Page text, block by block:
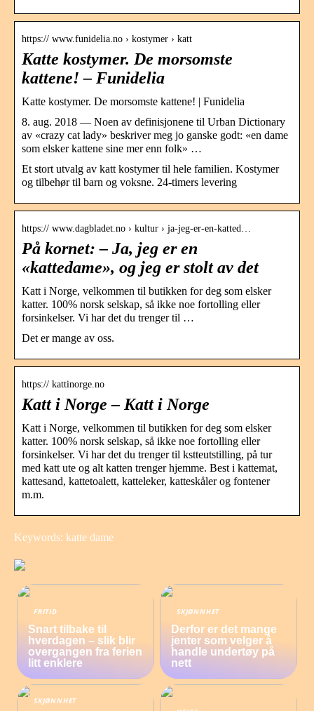
https:// www.funidelia.no › kostymer › katt
Katte kostymer. De morsomste
kattene! – Funidelia
Katte kostymer. De morsomste kattene! | Funidelia
8. aug. 2018 — Noen av definisjonene til Urban Dictionary
av «crazy cat lady» beskriver meg jo ganske godt: «en dame
som elsker kattene sine mer enn folk» …
Et stort utvalg av katt kostymer til hele familien. Kostymer
og tilbehør til barn og voksne. 24-timers levering
https:// www.dagbladet.no › kultur › ja-jeg-er-en-katted…
På kornet: – Ja, jeg er en
«kattedame», og jeg er stolt av det
Katt i Norge, velkommen til butikken for deg som elsker
katter. 100% norsk selskap, så ikke noe fortolling eller
forsinkelser. Vi har det du trenger til …
Det er mange av oss.
https:// kattinorge.no
Katt i Norge – Katt i Norge
Katt i Norge, velkommen til butikken for deg som elsker
katter. 100% norsk selskap, så ikke noe fortolling eller
forsinkelser. Vi har det du trenger til kstteutstilling, på tur
med katt ute og alt katten trenger hjemme. Best i kattemat,
kattesand, kattetoalett, katteleker, katteskåler og fontener
m.m.
Keywords: katte dame
FRITID
Snart tilbake til
hverdagen – slik blir
overgangen fra ferien
litt enklere
SKJØNNHET
Derfor er det mange
jenter som velger å
handle undertøy på
nett
SKJØNNHET